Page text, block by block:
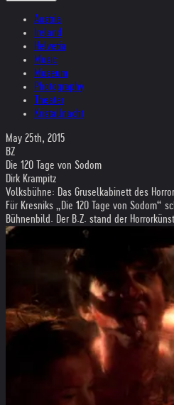
Austria
Ireland
Helvetia
Music
Museum
Photography
Theater
Kristallnacht
May 25th, 2015
BZ
Die 120 Tage von Sodom
Dirk Krampitz
Volksbühne: Das Gruselkabinett des
Für Kresniks „Die 120 Tage von Sodom“
Bühnenbild. Der B.Z. stand der